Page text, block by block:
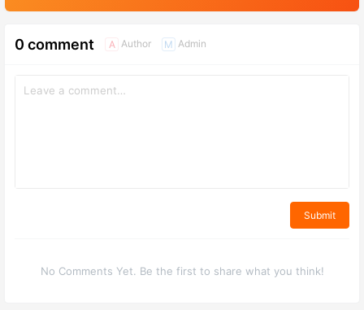
0 comment A Author M Admin
Submit
No Comments Yet. Be the first to share what you think!